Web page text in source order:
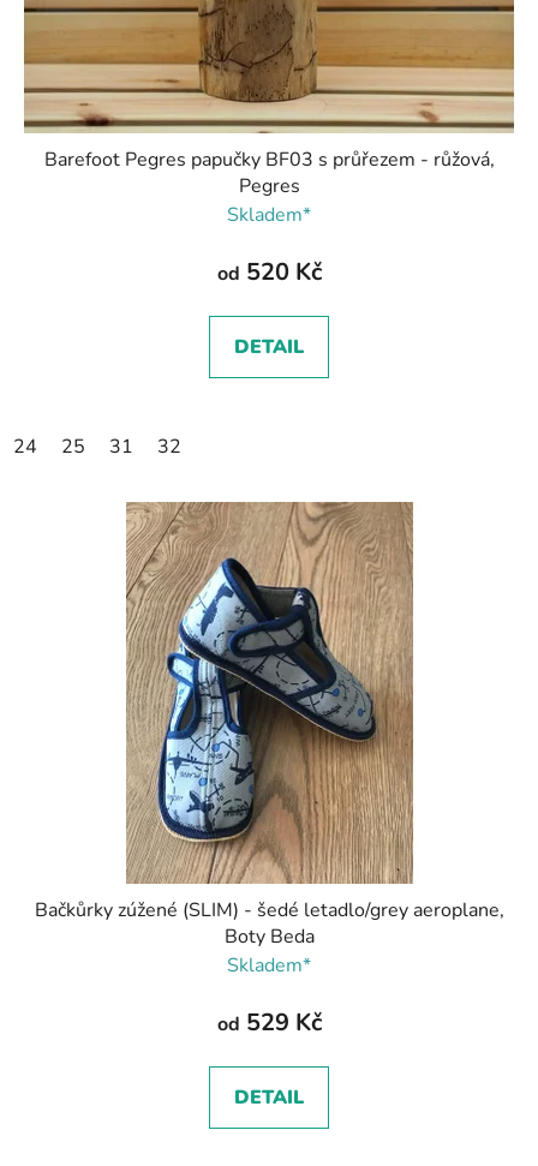
Barefoot Pegres papučky BF03 s průřezem - růžová,
Pegres
Skladem*
od 520 Kč
DETAIL
24 25 31 32
Bačkůrky zúžené (SLIM) - šedé letadlo/grey aeroplane,
Boty Beda
Skladem*
od 529 Kč
DETAIL